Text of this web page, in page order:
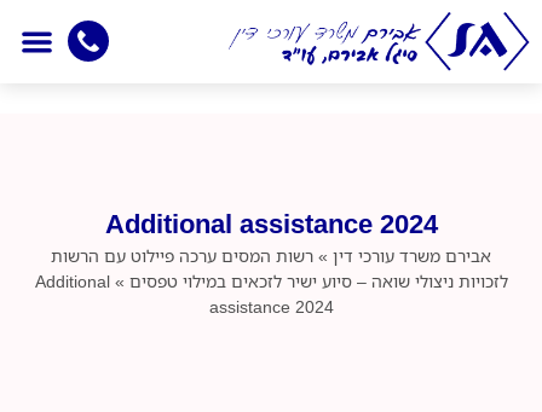
Additional assistance 2024
אבירם משרד עורכי דין » רשות המסים ערכה פיילוט עם הרשות
לזכויות ניצולי שואה – סיוע ישיר לזכאים במילוי טפסים »
Additional
assistance 2024